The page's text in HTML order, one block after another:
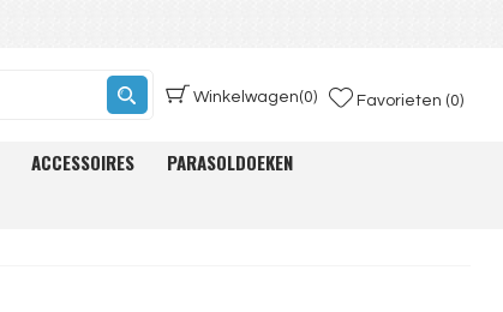
Winkelwagen(0) Favorieten (0)
ACCESSOIRES
PARASOLDOEKEN